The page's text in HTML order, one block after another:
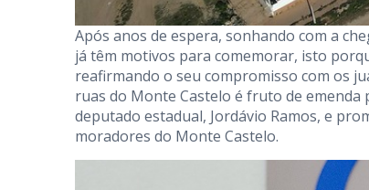
Após anos de espera, sonhando com a
já têm motivos para comemorar, isto
reafirmando o seu compromisso com os
ruas do Monte Castelo é fruto de
deputado estadual, Jordávio Ramos, e
moradores do Monte Castelo.